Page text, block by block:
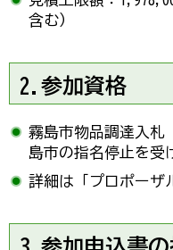
含む）
2.参加資格
霧島市物品調達入札
島市の指名停止を受
詳細は「プロポーザ